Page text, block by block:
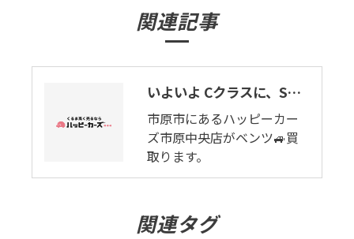
関連記事
いよいよ Cクラスに、SUV。ベンツ GLCクラス🚙。ハッピーカーズ市原中央店は市原市の車買取り屋です。
市原市にあるハッピーカー
ズ市原中央店がベンツ🚙買
取ります。
関連タグ